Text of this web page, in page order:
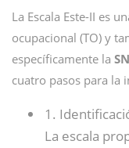
La Escala Este-II es
ocupacional (TO) y
específicamente la
cuatro pasos para la
1.
La escala